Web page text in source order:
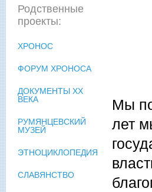
Мы
лет
Родственные
проекты:
ХРОНОС
ФОРУМ ХРОНОСА
ДОКУМЕНТЫ XX
ВЕКА
РУМЯНЦЕВСКИЙ
МУЗЕЙ
ЭТНОЦИКЛОПЕДИЯ
СЛАВЯНСТВО